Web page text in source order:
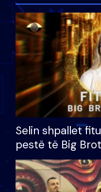
Selin shpallet
pestë të Big
çmimin e madh